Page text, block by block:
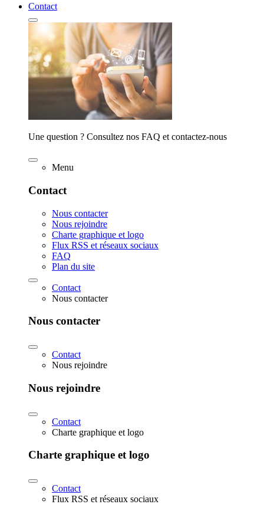
Contact
Une question ? Consultez nos FAQ et contactez-nous
Menu
Contact
Nous contacter
Nous rejoindre
Charte graphique et logo
Flux RSS et réseaux sociaux
FAQ
Plan du site
Contact
Nous contacter
Nous contacter
Contact
Nous rejoindre
Nous rejoindre
Contact
Charte graphique et logo
Charte graphique et logo
Contact
Flux RSS et réseaux sociaux